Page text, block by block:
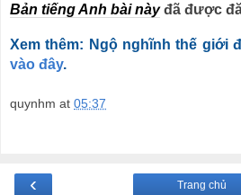
Bản tiếng Anh bài nàyđã được
Xem thêm: Ngộ nghĩnh thế giới đ
vào đây.
quynhm at 05:37
‹ Trang chủ